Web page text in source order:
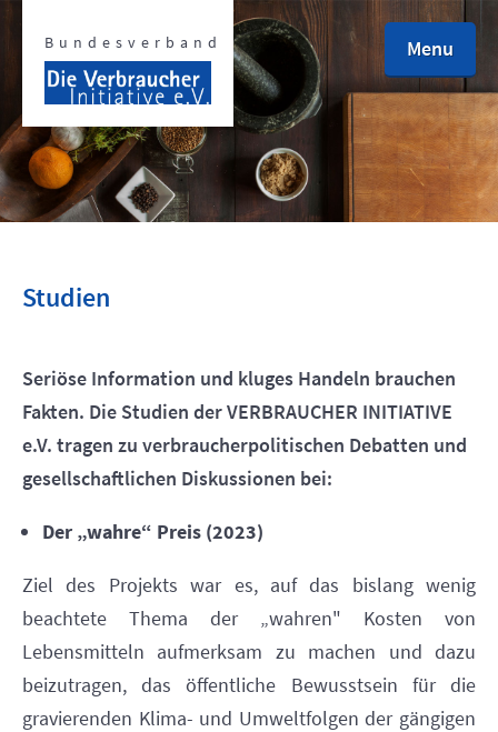
Bundesverband Menu
Studien
Seriöse Information und kluges Handeln brauchen
Fakten. Die Studien der VERBRAUCHER INITIATIVE
e.V. tragen zu verbraucherpolitischen Debatten und
gesellschaftlichen Diskussionen bei:
Der „wahre“ Preis (2023)
Ziel des Projekts war es, auf das bislang wenig
beachtete Thema der „wahren" Kosten von
Lebensmitteln aufmerksam zu machen und dazu
beizutragen, das öffentliche Bewusstsein für die
gravierenden Klima- und Umweltfolgen der gängigen